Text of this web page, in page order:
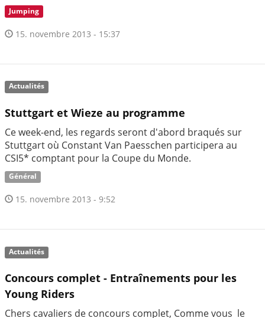
Jumping
15. novembre 2013 - 15:37
Actualités
Stuttgart et Wieze au programme
Ce week-end, les regards seront d'abord braqués sur
Stuttgart où Constant Van Paesschen participera au
CSI5* comptant pour la Coupe du Monde.
Général
15. novembre 2013 - 9:52
Actualités
Concours complet - Entraînements pour les
Young Riders
Chers cavaliers de concours complet, Comme vous le